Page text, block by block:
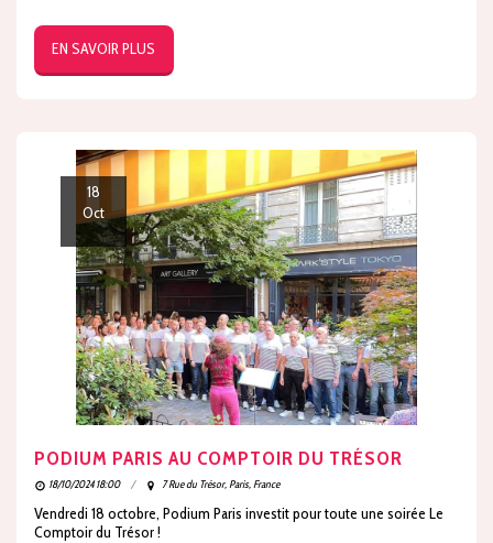
EN SAVOIR PLUS
18
Oct
PODIUM PARIS AU COMPTOIR DU TRÉSOR
18/10/2024 18:00 7 Rue du Trésor, Paris, France
Vendredi 18 octobre, Podium Paris investit pour toute une soirée Le
Comptoir du Trésor !